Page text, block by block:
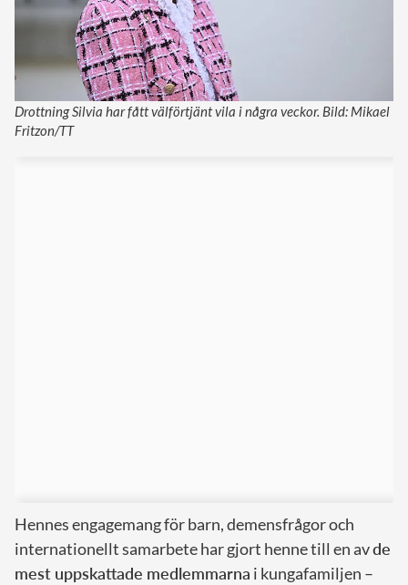
Drottning Silvia har fått välförtjänt vila i några veckor. Bild: Mikael
Fritzon/TT
Hennes engagemang för barn, demensfrågor och
internationellt samarbete har gjort henne till en avde
mest uppskattade medlemmarna i kungafamiljen –